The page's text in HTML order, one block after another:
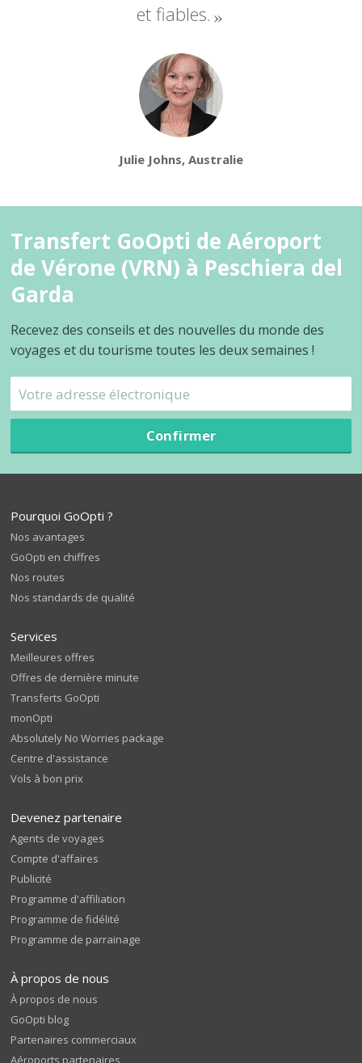
et fiables.
Julie Johns, Australie
Transfert GoOpti de Aéroport
de Vérone (VRN) à Peschiera del
Garda
Recevez des conseils et des nouvelles du monde des
voyages et du tourisme toutes les deux semaines !
Confirmer
Pourquoi GoOpti ?
Nos avantages
GoOpti en chiffres
Nos routes
Nos standards de qualité
Services
Meilleures offres
Offres de dernière minute
Transferts GoOpti
monOpti
Absolutely No Worries package
Centre d'assistance
Vols à bon prix
Devenez partenaire
Agents de voyages
Compte d'affaires
Publicité
Programme d'affiliation
Programme de fidélité
Programme de parrainage
À propos de nous
À propos de nous
GoOpti blog
Partenaires commerciaux
Aéroports partenaires